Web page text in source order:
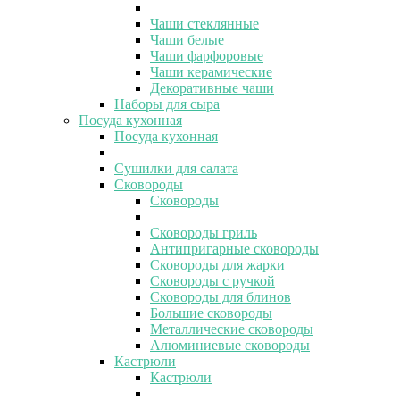
Чаши стеклянные
Чаши белые
Чаши фарфоровые
Чаши керамические
Декоративные чаши
Наборы для сыра
Посуда кухонная
Посуда кухонная
Сушилки для салата
Сковороды
Сковороды
Сковороды гриль
Антипригарные сковороды
Сковороды для жарки
Сковороды с ручкой
Сковороды для блинов
Большие сковороды
Металлические сковороды
Алюминиевые сковороды
Кастрюли
Кастрюли